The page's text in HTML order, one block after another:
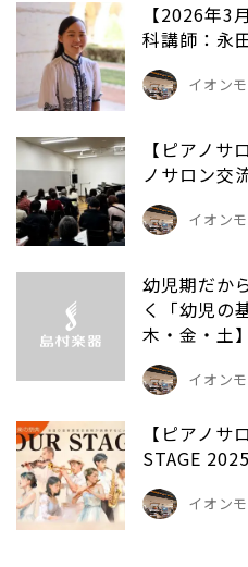
【2026年3
科講師：永
イオン
【ピアノ
ノサロン交
イオン
幼児期だか
く「幼児の
木・金・土】
イオン
【ピアノ
STAGE
イオン